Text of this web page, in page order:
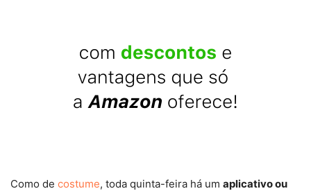
Como de costume, toda quinta-feira há um aplicativo ou